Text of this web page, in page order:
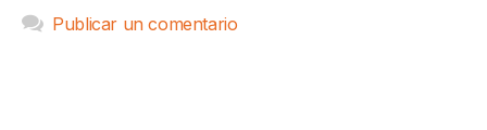
Publicar un comentario